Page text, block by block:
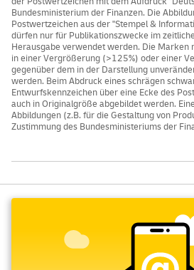
Bundesministerium der Finanzen. Die
Postwertzeichen aus der "Stempel &
dürfen nur für Publikationszwecke im
Herausgabe verwendet werden. Die Marken
in einer Vergrößerung (>125%) oder einer
gegenüber dem in der Darstellung
werden. Beim Abdruck eines schrägen
Entwurfskennzeichen über eine Ecke des
auch in Originalgröße abgebildet werden.
Abbildungen (z.B. für die Gestaltung von
Zustimmung des Bundesministeriums der